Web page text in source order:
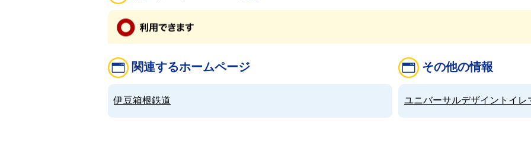
関連するホームページ
伊豆箱根鉄道
その他の情報
ユニバーサルデザイントイレ